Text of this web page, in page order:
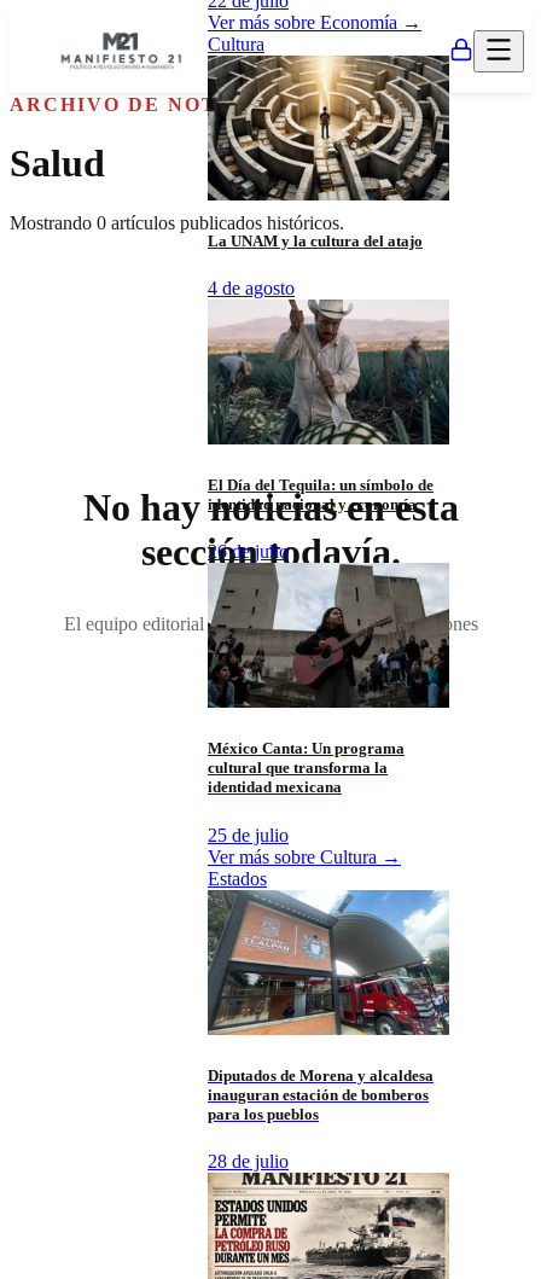
Ver más sobre Economía →
Cultura
La UNAM y la cultura del atajo
4 de agosto
El Día del Tequila: un símbolo de
identidad nacional y economía
26 de julio
México Canta: Un programa
cultural que transforma la
identidad mexicana
25 de julio
Ver más sobre Cultura →
Estados
Diputados de Morena y alcaldesa
inauguran estación de bomberos
para los pueblos
28 de julio
ARCHIVO DE NOTICIAS
Salud
Mostrando 0 artículos publicados históricos.
No hay noticias en esta
sección todavía.
El equipo editorial aún no ha transferido publicaciones
para Salud.